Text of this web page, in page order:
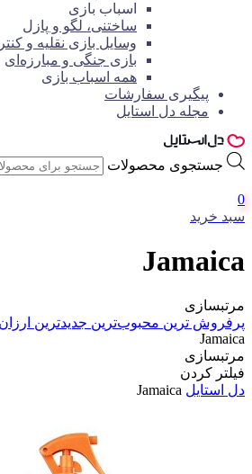
اسباب بازی
ساختنی، لگو و پازل
وسایل بازی نقلیه و
بازی جنگی و مبارزه‌ای
همه اسباب بازی
پیگیری سفارشات
مجله دل استایل
جستجوی محصولات
0
سبد خرید
Jamaica
مرتبسازی
پرفروش ترین محبوب‌ترین جدیدترین
Jamaica
مرتبسازی
فیلتر کردن
دل استایل Jamaica